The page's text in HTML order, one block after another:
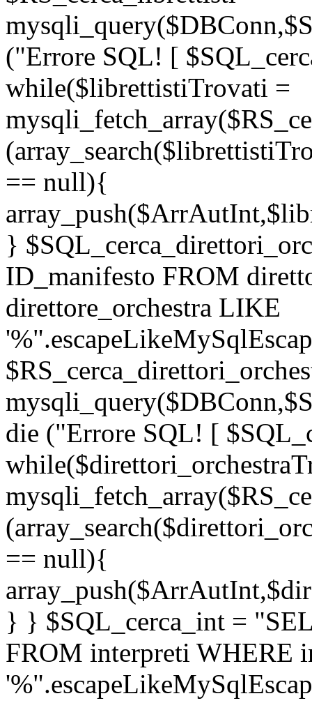
("Errore SQL! [
while($librettistiTrovati =
== null){
}
ID_manifesto FROM
direttore_orchestra LIKE
die ("Errore SQL! [
== null){
} } $SQL_cerca_int =
FROM interpreti WHERE